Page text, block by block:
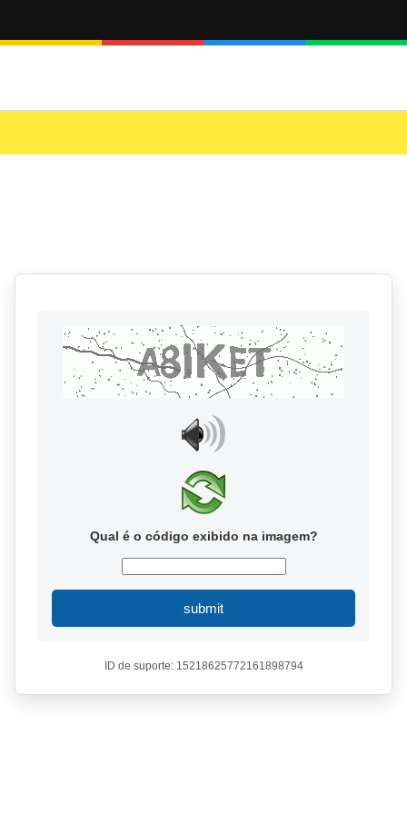
Qual é o código exibido na imagem?
submit
ID de suporte: 15218625772161898794